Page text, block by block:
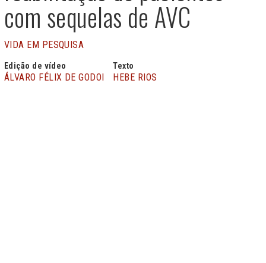
com sequelas de AVC
VIDA EM PESQUISA
Edição de vídeo
ÁLVARO FÉLIX DE GODOI
Texto
HEBE RIOS